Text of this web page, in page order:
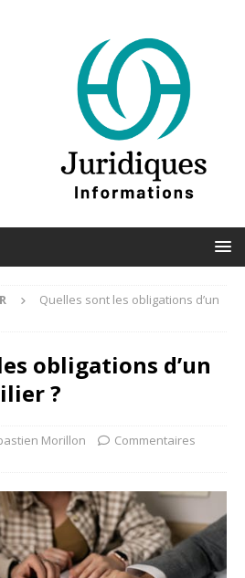
Quelles sont les obligations d’un
obligations d’un
?
Morillon
Commentaires